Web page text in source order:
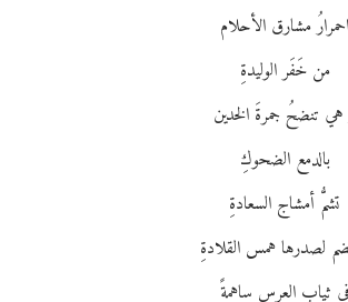
مشارق الأحلام
من خَفَر الوليدةِ
تنضحُ جمرةَ الخدين
بالدمع الضحوكِ
تشمُّ أمشاج السعادةِ
لصدرها همس القلادةِ
ثياب العرس ساهمةً